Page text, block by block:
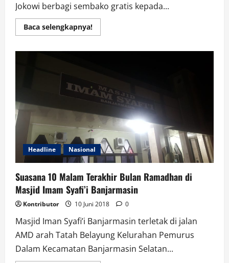
Jokowi berbagi sembako gratis kepada...
Baca selengkapnya!Read
more
Foundation
Jokowi
Berbagi
Kasih
Headline Nasional
Suasana 10 Malam Terakhir Bulan Ramadhan di
Masjid Imam Syafi’i Banjarmasin
Kontributor 10 Juni 2018 0
Masjid Iman Syafi’i Banjarmasin terletak di jalan
AMD arah Tatah Belayung Kelurahan Pemurus
Dalam Kecamatan Banjarmasin Selatan...